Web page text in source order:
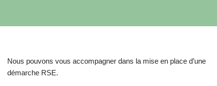
Nous pouvons vous accompagner dans la mise en place d’une
démarche RSE.